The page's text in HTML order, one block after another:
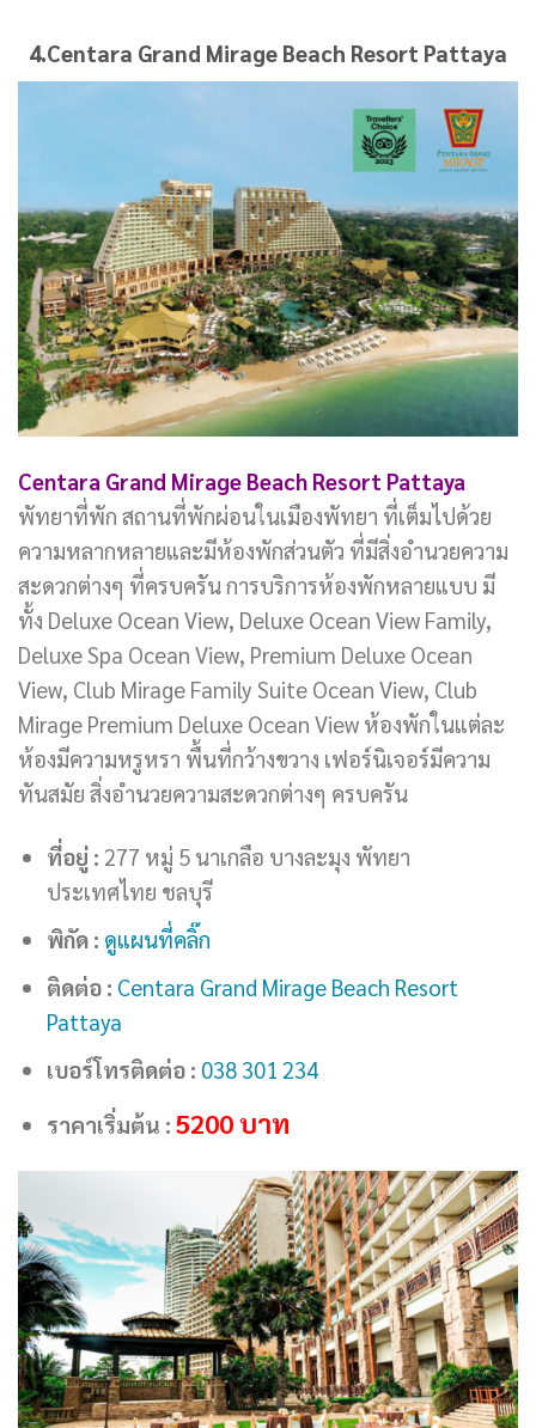
4.Centara Grand Mirage Beach Resort Pattaya
Centara Grand Mirage Beach Resort Pattaya
พัทยาที่พัก สถานที่พักผ่อนในเมืองพัทยา ที่เต็มไปด้วย
ความหลากหลายและมีห้องพักส่วนตัว ที่มีสิ่งอำนวยความ
สะดวกต่างๆ ที่ครบครัน การบริการห้องพักหลายแบบ มี
ทั้ง Deluxe Ocean View, Deluxe Ocean View Family,
Deluxe Spa Ocean View, Premium Deluxe Ocean
View, Club Mirage Family Suite Ocean View, Club
Mirage Premium Deluxe Ocean View ห้องพักในแต่ละ
ห้องมีความหรูหรา พื้นที่กว้างขวาง เฟอร์นิเจอร์มีความ
ทันสมัย สิ่งอำนวยความสะดวกต่างๆ ครบครัน
ที่อยู่ : 277 หมู่ 5 นาเกลือ บางละมุง พัทยา
ประเทศไทย ชลบุรี
พิกัด : ดูแผนที่คลิ๊ก
ติดต่อ : Centara Grand Mirage Beach Resort
Pattaya
เบอร์โทรติดต่อ : 038 301 234
ราคาเริ่มต้น : 5200 บาท